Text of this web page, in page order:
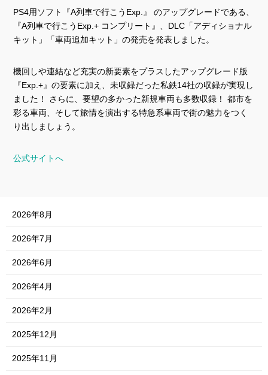
PS4用ソフト『A列車で行こうExp.』 のアップグレードである、
『A列車で行こうExp.+ コンプリート』、DLC「アディショナル
キット」「車両追加キット」の発売を発表しました。
機回しや連結など充実の新要素をプラスしたアップグレード版
『Exp.+』の要素に加え、未収録だった私鉄14社の収録が実現し
ました！ さらに、要望の多かった新規車両も多数収録！ 都市を
彩る車両、そして旅情を演出する特急系車両で街の魅力をつく
り出しましょう。
公式サイトへ
2026年8月
2026年7月
2026年6月
2026年4月
2026年2月
2025年12月
2025年11月